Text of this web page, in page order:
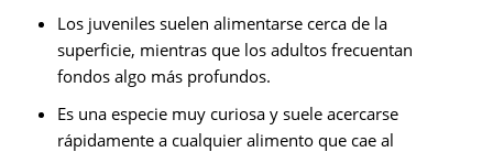
Los juveniles suelen alimentarse cerca de la
superficie, mientras que los adultos frecuentan
fondos algo más profundos.
Es una especie muy curiosa y suele acercarse
rápidamente a cualquier alimento que cae al